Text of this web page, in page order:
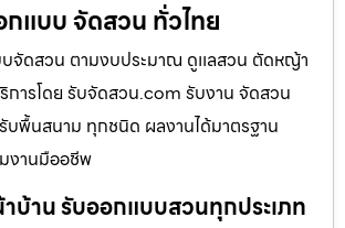
กแบบ จัดสวน ทั่วไทย
จัดสวน ตามงบประมาณ ดูเเลสวน ตัดหญ้า
การโดย รับจัดสวน.com รับงาน จัดสวน
พื้นสนาม ทุกชนิด ผลงานได้มาตรฐาน
งานมืออชีพ
บ้าน รับออกแบบสวนทุกประเภท